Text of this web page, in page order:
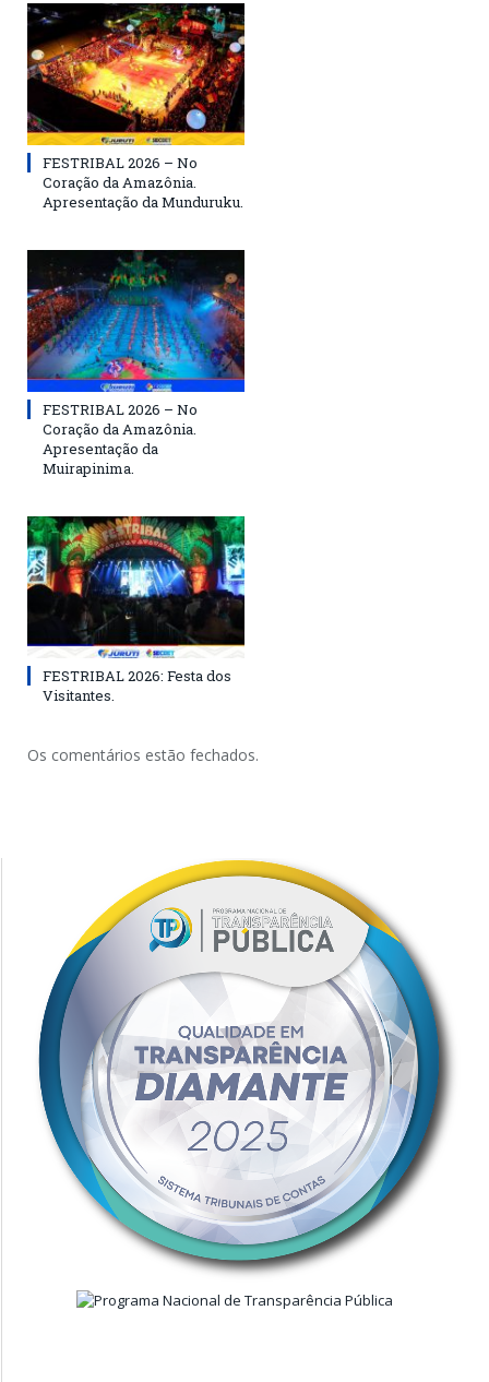
FESTRIBAL 2026 – No
Coração da Amazônia.
Apresentação da Munduruku.
FESTRIBAL 2026 – No
Coração da Amazônia.
Apresentação da
Muirapinima.
FESTRIBAL 2026: Festa dos
Visitantes.
Os comentários estão fechados.